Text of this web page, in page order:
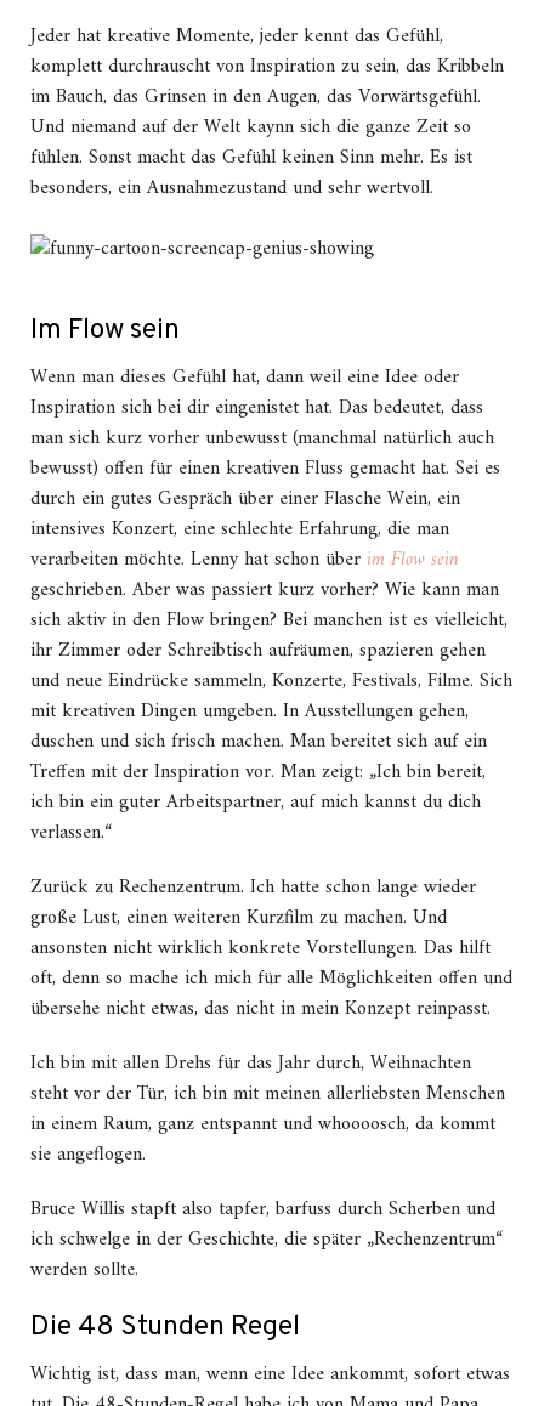
Jeder hat kreative Momente, jeder kennt das Gefühl,
komplett durchrauscht von Inspiration zu sein, das Kribbeln
im Bauch, das Grinsen in den Augen, das Vorwärtsgefühl.
Und niemand auf der Welt kaynn sich die ganze Zeit so
fühlen. Sonst macht das Gefühl keinen Sinn mehr. Es ist
besonders, ein Ausnahmezustand und sehr wertvoll.
Im Flow sein
Wenn man dieses Gefühl hat, dann weil eine Idee oder
Inspiration sich bei dir eingenistet hat. Das bedeutet, dass
man sich kurz vorher unbewusst (manchmal natürlich auch
bewusst) offen für einen kreativen Fluss gemacht hat. Sei es
durch ein gutes Gespräch über einer Flasche Wein, ein
intensives Konzert, eine schlechte Erfahrung, die man
verarbeiten möchte. Lenny hat schon überim Flow sein
geschrieben. Aber was passiert kurz vorher? Wie kann man
sich aktiv in den Flow bringen? Bei manchen ist es vielleicht,
ihr Zimmer oder Schreibtisch aufräumen, spazieren gehen
und neue Eindrücke sammeln, Konzerte, Festivals, Filme. Sich
mit kreativen Dingen umgeben. In Ausstellungen gehen,
duschen und sich frisch machen. Man bereitet sich auf ein
Treffen mit der Inspiration vor. Man zeigt: „Ich bin bereit,
ich bin ein guter Arbeitspartner, auf mich kannst du dich
verlassen.“
Zurück zu Rechenzentrum. Ich hatte schon lange wieder
große Lust, einen weiteren Kurzfilm zu machen. Und
ansonsten nicht wirklich konkrete Vorstellungen. Das hilft
oft, denn so mache ich mich für alle Möglichkeiten offen und
übersehe nicht etwas, das nicht in mein Konzept reinpasst.
Ich bin mit allen Drehs für das Jahr durch, Weihnachten
steht vor der Tür, ich bin mit meinen allerliebsten Menschen
in einem Raum, ganz entspannt und whoooosch, da kommt
sie angeflogen.
Bruce Willis stapft also tapfer, barfuss durch Scherben und
ich schwelge in der Geschichte, die später „Rechenzentrum“
werden sollte.
Die 48 Stunden Regel
Wichtig ist, dass man, wenn eine Idee ankommt, sofort etwas